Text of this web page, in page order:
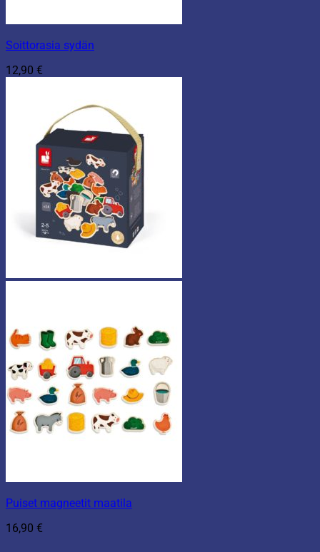
Soittorasia sydän
12,90 €
Puiset magneetit maatila
16,90 €